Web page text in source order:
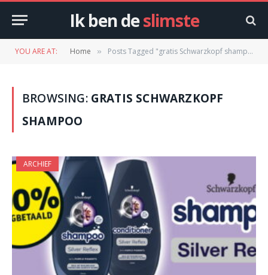
Ik ben deslimste
YOU ARE AT: Home » Posts Tagged "gratis Schwarzkopf shampoo"
BROWSING: GRATIS SCHWARZKOPF
SHAMPOO
ARCHIEF